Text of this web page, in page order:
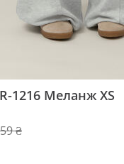
1216 Меланж XS
₴